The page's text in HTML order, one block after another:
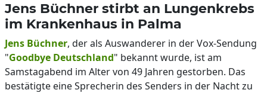
Jens Büchner stirbt an Lungenkrebs
im Krankenhaus in Palma
Jens Büchner, der als Auswanderer in der Vox-Sendung
"Goodbye Deutschland" bekannt wurde, ist am
Samstagabend im Alter von 49 Jahren gestorben. Das
bestätigte eine Sprecherin des Senders in der Nacht zu